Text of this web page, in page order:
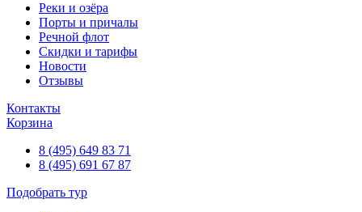
Реки и озёра
Порты и причалы
Речной флот
Скидки и тарифы
Новости
Отзывы
Контакты
Корзина
8 (495) 649 83 71
8 (495) 691 67 87
Подобрать тур